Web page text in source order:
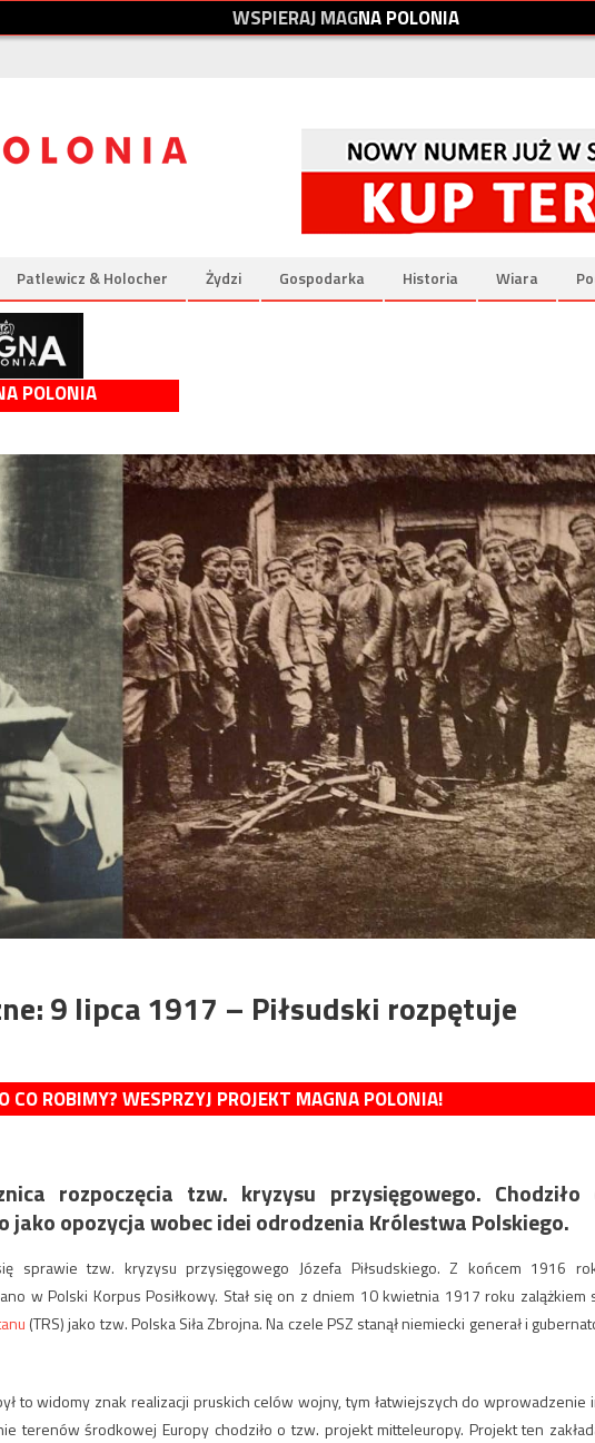
WSPIERAJMAGNAPOLONIA
Patlewicz & Holocher Żydzi Gospodarka Historia Wiara
POLONIA
9 lipca 1917 – Piłsudski rozpętuje
CO ROBIMY? WESPRZYJ PROJEKT MAGNA POLONIA!
rozpoczęcia tzw. kryzysu przysięgowego. Chodziło
jako opozycja wobec idei odrodzenia Królestwa Polskiego.
sprawie tzw. kryzysu przysięgowego Józefa Piłsudskiego. Z końcem 1916
w Polski Korpus Posiłkowy. Stał się on z dniem 10 kwietnia 1917 roku zalążkiem
(TRS) jako tzw. Polska Siła Zbrojna. Na czele PSZ stanął niemiecki generał i
to widomy znak realizacji pruskich celów wojny, tym łatwiejszych do wprowadzenie
terenów środkowej Europy chodziło o tzw. projekt mitteleuropy. Projekt ten